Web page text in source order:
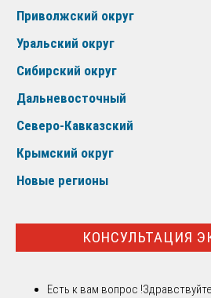
Приволжский округ
Уральский округ
Сибирский округ
Дальневосточный
Северо-Кавказский
Крымский округ
Новые регионы
КОНСУЛЬТАЦИЯ
Есть к вам вопрос !